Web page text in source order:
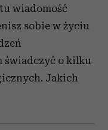
wiadomość
sobie w życiu
świadczyć o kilku
Jakich